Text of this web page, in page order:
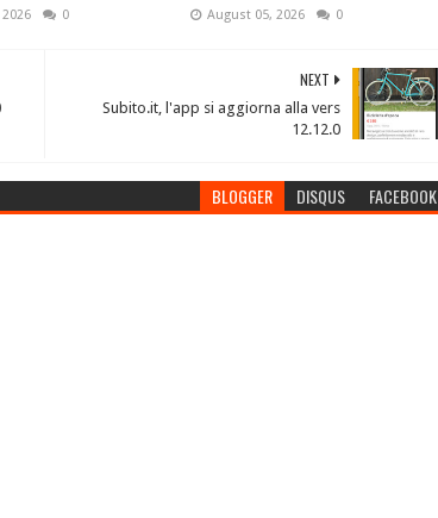
0 August 05, 2026 0
NEXT
Subito.it, l'app si aggiorna alla vers
12.12.0
BLOGGER DISQUS FACEBOOK